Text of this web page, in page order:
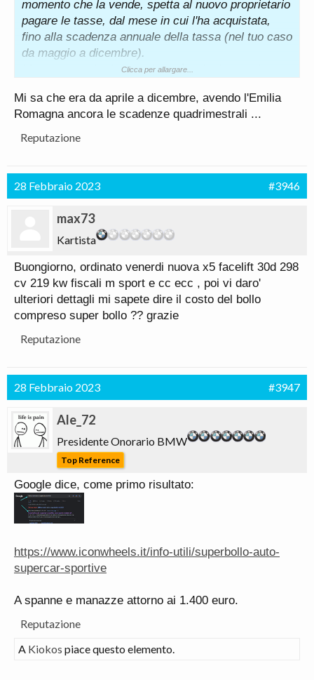
momento che la vende, spetta al nuovo proprietario
pagare le tasse, dal mese in cui l'ha acquistata,
fino alla scadenza annuale della tassa (nel tuo caso
da maggio a dicembre).
Ma questo te lo doveva dire già chi ti ha venduto
esenzione.
Clicca per allargare...
Mi sa che era da aprile a dicembre, avendo l'Emilia
Romagna ancora le scadenze quadrimestrali ...
Reputazione
28 Febbraio 2023 #3946
max73
Kartista
Buongiorno, ordinato venerdi nuova x5 facelift 30d 298
cv 219 kw fiscali m sport e cc ecc , poi vi daro'
ulteriori dettagli mi sapete dire il costo del bollo
compreso super bollo ?? grazie
Reputazione
28 Febbraio 2023 #3947
Ale_72
Presidente Onorario BMW
Top Reference
Google dice, come primo risultato:
https://www.iconwheels.it/info-utili/superbollo-auto-
supercar-sportive
A spanne e manazze attorno ai 1.400 euro.
Reputazione
A Kiokos piace questo elemento.